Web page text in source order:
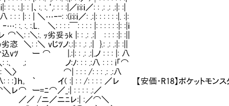
: : :|／i:i:ｉ／: : .: .: .:|: :|
…‐-: :(i:i:ｉ／: .:|: : : : : :|. :|:
:.L. ＼: : : :￣: : : : |: : : : : :|: :|ｉ
ｯ劣妥ぅk |: : .: .:|㍉: : : :|: :||
じﾂノ:.:|: : .: .:| }.: .: .:|: :||
|.:|: : .: .:|.ノ : : : |: 八
.; ノ:ﾉ: : : .:八 : : : i「⌒
: : ＼〉 ⌒| : : : /: : : .: .:八
( :| : : /: : : : ／レ 【安価・R18】ポケットモンスタ
ー=ﾆ⌒／_:| : : : : .:／
/ニ／ニﾆレ:| :／⌒＼